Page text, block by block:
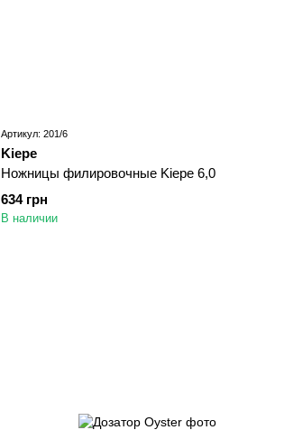
Артикул: 201/6
Kiepe
Ножницы филировочные Kiepe 6,0
634 грн
В наличии